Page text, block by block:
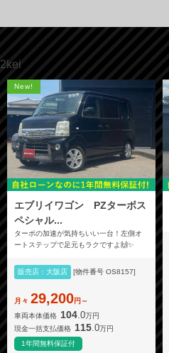
2kei
New!
エブリイワゴン PZターボス
ペシャル...
ターボの加速が気持ちいい一台！左側オ
ートステップで足元もラクですよ🙌✨
販売店：大阪店 [物件番号 OS8157]
月々 29,200円～
車両本体価格 104 .0万円
現金一括支払価格 115.0万円
1年間無料保証付